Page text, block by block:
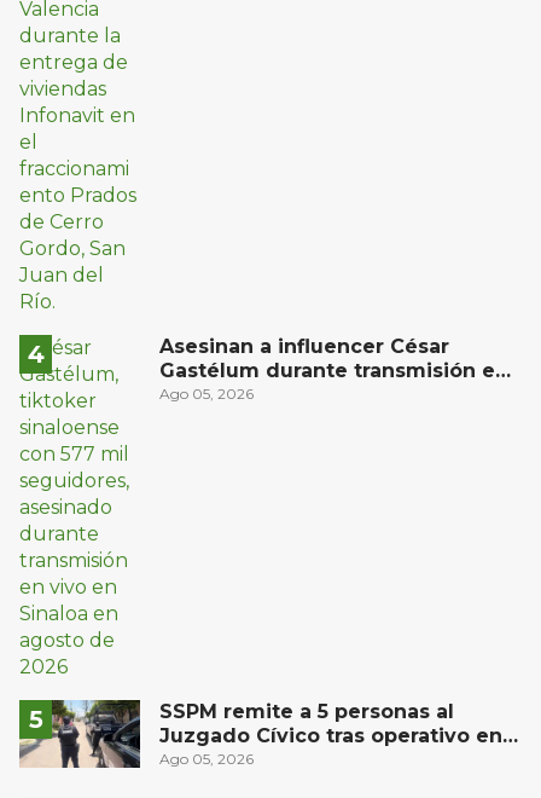
Asesinan a influencer César
Gastélum durante transmisión en
vivo en Sinaloa
Ago 05, 2026
SSPM remite a 5 personas al
Juzgado Cívico tras operativo en
San Juan del Río
Ago 05, 2026